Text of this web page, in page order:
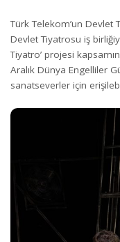
Türk Telekom’un Devlet
Devlet Tiyatrosu iş
Tiyatro’ projesi
Aralık Dünya Engelliler
sanatseverler için